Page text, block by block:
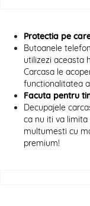
Protectia pe
Butoanele
utilizezi aceasta
Carcasa le
functionalitatea
Facuta pentru
Decupajele
ca nu iti va limita
multumesti cu
premium!